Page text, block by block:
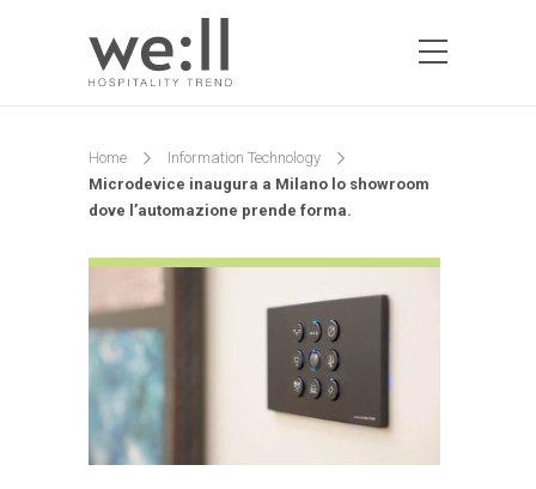
Home
Information Technology
Microdevice inaugura a Milano lo showroom
dove l’automazione prende forma.